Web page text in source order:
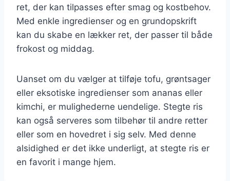
ret, der kan tilpasses efter smag og kostbehov.
Med enkle ingredienser og en grundopskrift
kan du skabe en lækker ret, der passer til både
frokost og middag.
Uanset om du vælger at tilføje tofu, grøntsager
eller eksotiske ingredienser som ananas eller
kimchi, er mulighederne uendelige. Stegte ris
kan også serveres som tilbehør til andre retter
eller som en hovedret i sig selv. Med denne
alsidighed er det ikke underligt, at stegte ris er
en favorit i mange hjem.